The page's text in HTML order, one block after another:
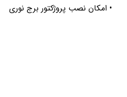
• امکان نصب پروژکتور برج نوری